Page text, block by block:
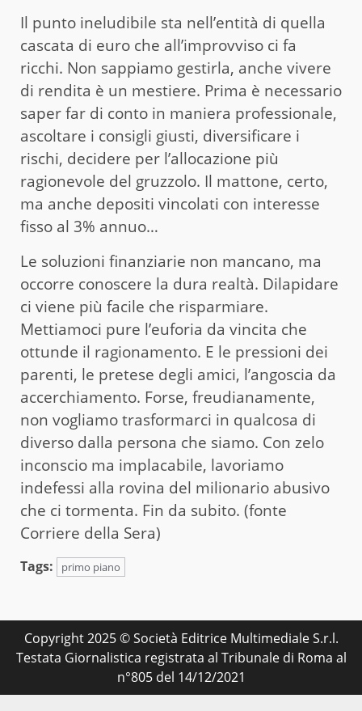
Il punto ineludibile sta nell’entità di quella
cascata di euro che all’improvviso ci fa
ricchi. Non sappiamo gestirla, anche vivere
di rendita è un mestiere. Prima è necessario
saper far di conto in maniera professionale,
ascoltare i consigli giusti, diversificare i
rischi, decidere per l’allocazione più
ragionevole del gruzzolo. Il mattone, certo,
ma anche depositi vincolati con interesse
fisso al 3% annuo…
Le soluzioni finanziarie non mancano, ma
occorre conoscere la dura realtà. Dilapidare
ci viene più facile che risparmiare.
Mettiamoci pure l’euforia da vincita che
ottunde il ragionamento. E le pressioni dei
parenti, le pretese degli amici, l’angoscia da
accerchiamento. Forse, freudianamente,
non vogliamo trasformarci in qualcosa di
diverso dalla persona che siamo. Con zelo
inconscio ma implacabile, lavoriamo
indefessi alla rovina del milionario abusivo
che ci tormenta. Fin da subito. (fonte
Corriere della Sera)
Tags: primo piano
Copyright 2025 © Società Editrice Multimediale S.r.l.
Testata Giornalistica registrata al Tribunale di Roma al
n°805 del 14/12/2021